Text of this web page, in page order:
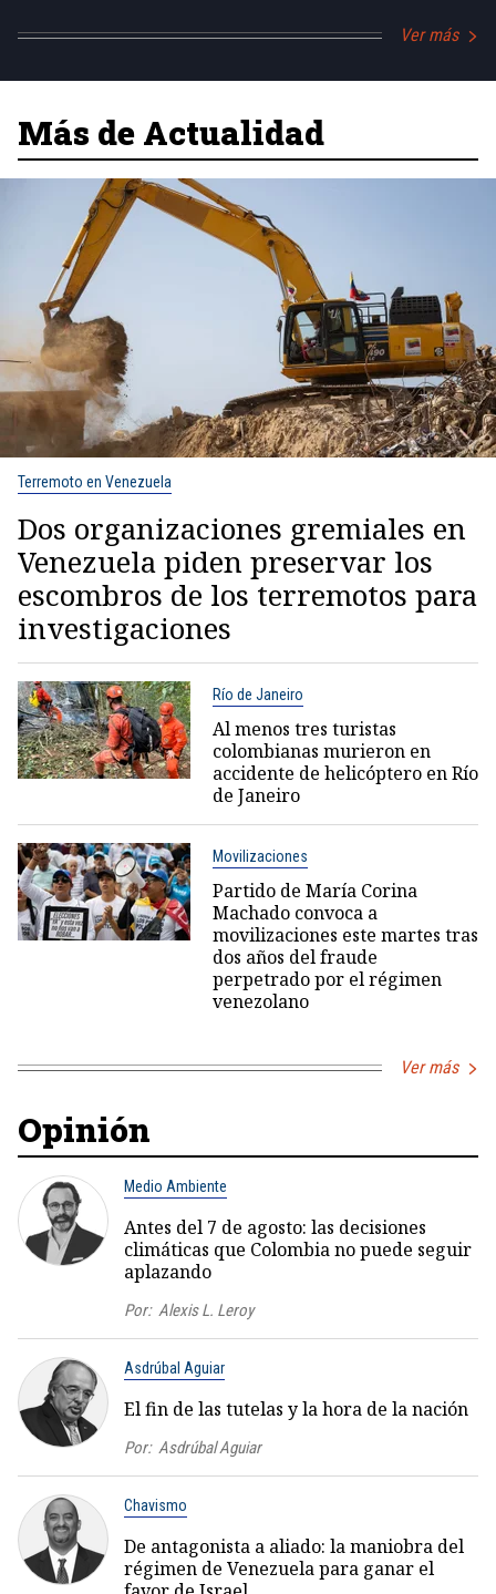
Ver más
Más de Actualidad
Terremoto en Venezuela
Dos organizaciones gremiales en
Venezuela piden preservar los
escombros de los terremotos para
investigaciones
Río de Janeiro
Al menos tres turistas
colombianas murieron en
accidente de helicóptero en Río
de Janeiro
Movilizaciones
Partido de María Corina
Machado convoca a
movilizaciones este martes tras
dos años del fraude
perpetrado por el régimen
venezolano
Ver más
Opinión
Medio Ambiente
Antes del 7 de agosto: las decisiones
climáticas que Colombia no puede seguir
aplazando
Por: Alexis L. Leroy
Asdrúbal Aguiar
El fin de las tutelas y la hora de la nación
Por: Asdrúbal Aguiar
Chavismo
De antagonista a aliado: la maniobra del
régimen de Venezuela para ganar el